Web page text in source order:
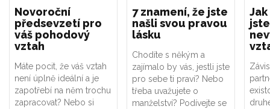
Novoroční
předsevzetí pro
váš pohodový
vztah
Máte pocit, že váš vztah
není úplně ideální a je
zapotřebí na něm trochu
zapracovat? Nebo si
7 znamení, že jste
našli svou pravou
lásku
Chodíte s někým a
zajímalo by vás, jestli jste
pro sebe ti praví? Nebo
třeba uvažujete o
manželství? Podívejte se